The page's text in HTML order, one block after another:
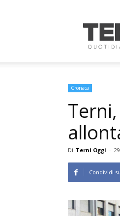
Oggi
Cronaca
Di Terni Oggi -
Condividi